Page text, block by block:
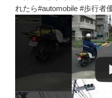
れたら#automobile #歩行者